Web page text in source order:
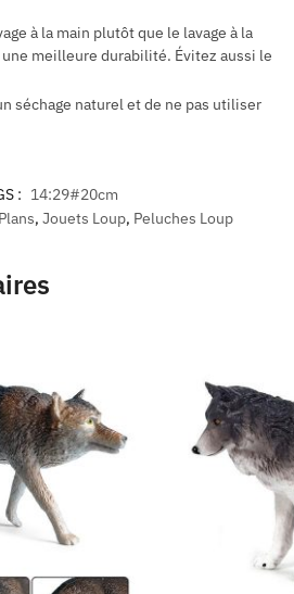
à la main plutôt que le lavage à la
meilleure durabilité. Évitez aussi le
séchage naturel et de ne pas utiliser
: 14:29#20cm
, Jouets Loup, Peluches Loup